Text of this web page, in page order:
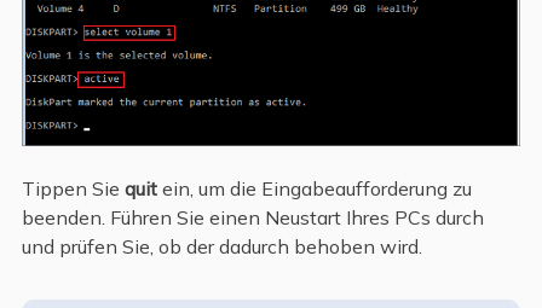
Tippen Sie quit ein, um die Eingabeaufforderung zu
beenden. Führen Sie einen Neustart Ihres PCs durch
und prüfen Sie, ob der dadurch behoben wird.